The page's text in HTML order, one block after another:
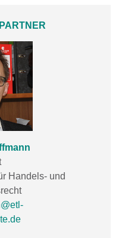
Handels- und